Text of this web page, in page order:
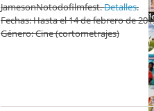
JamesonNotodofilmfest.Detalles.
Fechas: Hasta el 14 de febrero de
Género: Cine (cortometrajes)